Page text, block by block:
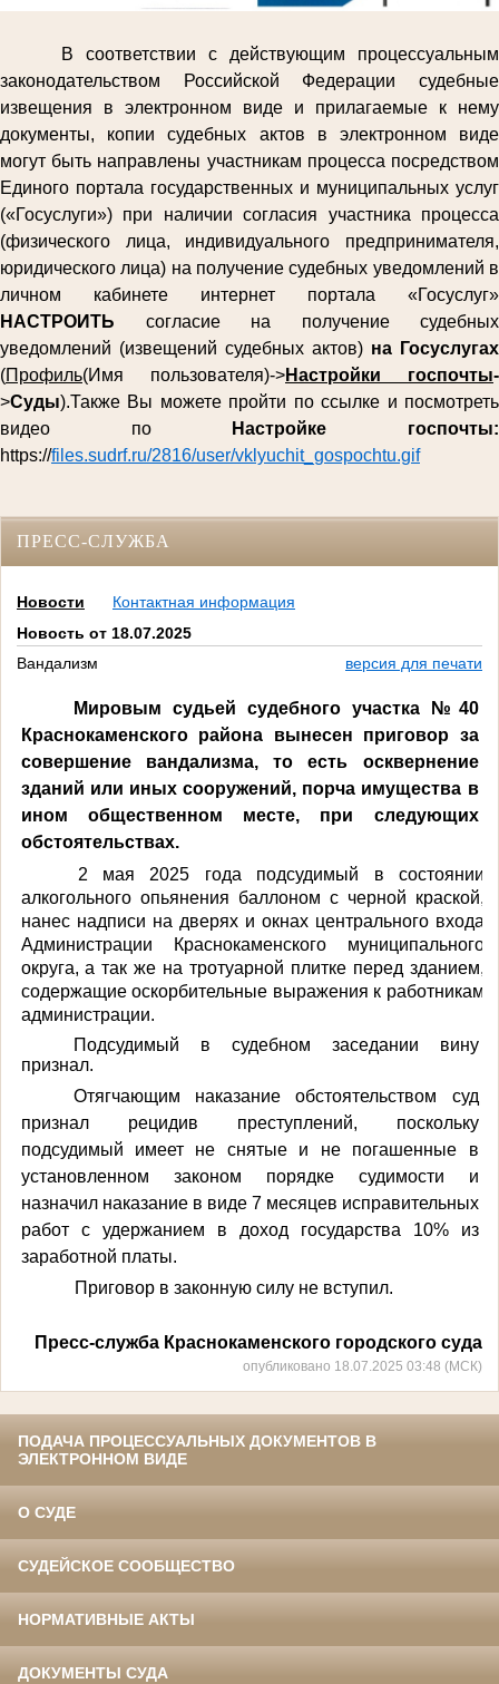
В соответствии с действующим процессуальным
законодательством Российской Федерации судебные
извещения в электронном виде и прилагаемые к нему
документы, копии судебных актов в электронном виде
могут быть направлены участникам процесса посредством
Единого портала государственных и муниципальных услуг
(«Госуслуги») при наличии согласия участника процесса
(физического лица, индивидуального предпринимателя,
юридического лица) на получение судебных уведомлений в
личном кабинете интернет портала «Госуслуг»
НАСТРОИТЬ согласие на получение судебных
уведомлений (извещений судебных актов) на Госуслугах
(Профиль(Имя пользователя)->Настройки госпочты-
>Суды).Также Вы можете пройти по ссылке и посмотреть
видео по
Настройке госпочты:
https://files.sudrf.ru/2816/user/vklyuchit_gospochtu.gif
ПРЕСС-СЛУЖБА
Новости
Контактная информация
Новость от 18.07.2025
Вандализм
версия для печати
Мировым судьей судебного участка №40
Краснокаменского района вынесен приговор за
совершение вандализма, то есть осквернение
зданий или иных сооружений, порча имущества в
ином общественном месте, при следующих
обстоятельствах.
2 мая 2025 года подсудимый в состоянии
алкогольного опьянения баллоном с черной краской,
нанес надписи на дверях и окнах центрального входа
Администрации Краснокаменского муниципального
округа, а так же на тротуарной плитке перед зданием,
содержащие оскорбительные выражения к работникам
администрации.
Подсудимый в судебном заседании вину
признал.
Отягчающим наказание обстоятельством суд
признал рецидив преступлений, поскольку
подсудимый имеет не снятые и не погашенные в
установленном законом порядке судимости и
назначил наказание в виде 7 месяцев исправительных
работ с удержанием в доход государства 10% из
заработной платы.
Приговор в законную силу не вступил.
Пресс-служба Краснокаменского городского суда
опубликовано 18.07.2025 03:48 (МСК)
ПОДАЧА ПРОЦЕССУАЛЬНЫХ ДОКУМЕНТОВ В
ЭЛЕКТРОННОМ ВИДЕ
О СУДЕ
СУДЕЙСКОЕ СООБЩЕСТВО
НОРМАТИВНЫЕ АКТЫ
ДОКУМЕНТЫ СУДА